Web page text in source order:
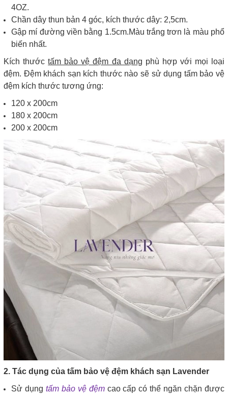
4OZ.
Chần dây thun bản 4 góc, kích thước dây: 2,5cm.
Gập mí đường viền bằng 1.5cm.Màu trắng trơn là màu phổ
biến nhất.
Kích thướctấm bảo vệ đệm đa dạng phù hợp với mọi loại
đệm. Đệm khách sạn kích thước nào sẽ sử dụng tấm bảo vệ
đệm kích thước tương ứng:
120 x 200cm
180 x 200cm
200 x 200cm
2. Tác dụng của tấm bảo vệ đệm khách sạn Lavender
Sử dụng tấm bảo vệ đệmcao cấp có thể ngăn chặn được